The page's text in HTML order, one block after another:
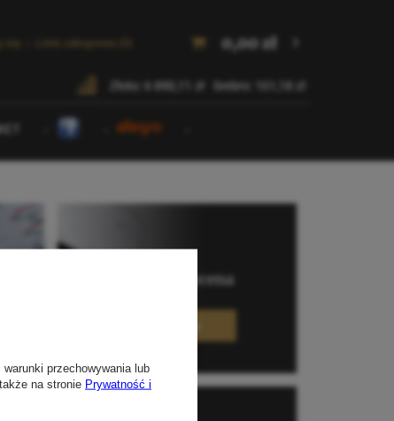
warunki przechowywania lub
na stronie Prywatność i